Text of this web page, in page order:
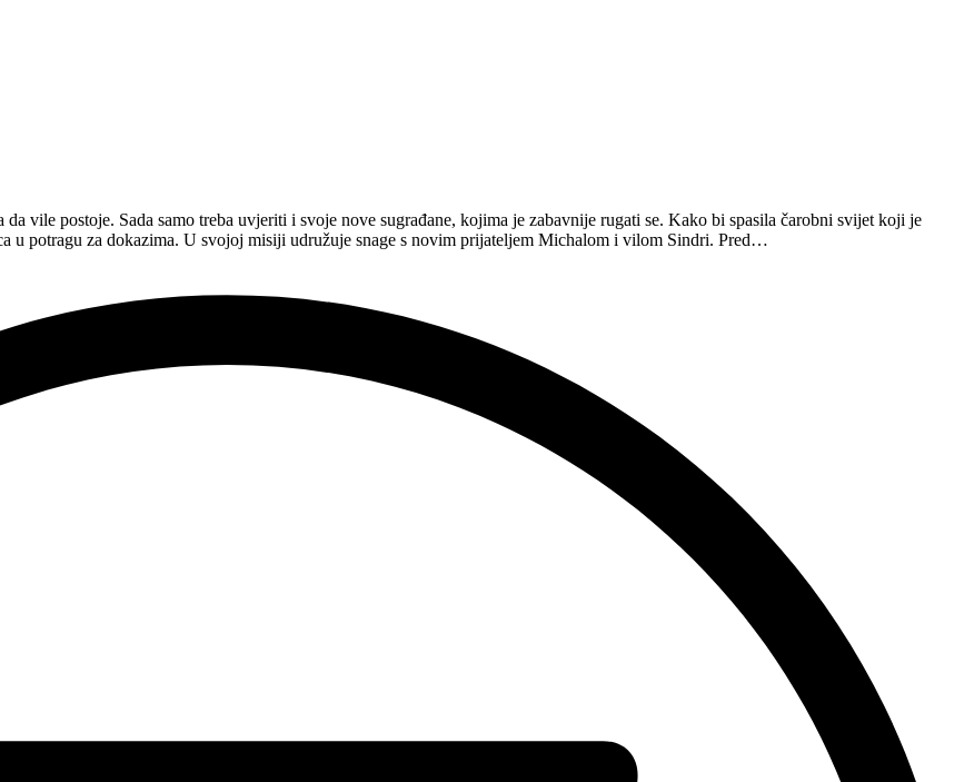
vile postoje. Sada samo treba uvjeriti i svoje nove sugrađane, kojima je zabavnije rugati se. Kako bi spasila čarobni svijet koji je
u potragu za dokazima. U svojoj misiji udružuje snage s novim prijateljem Michalom i vilom Sindri. Pred…